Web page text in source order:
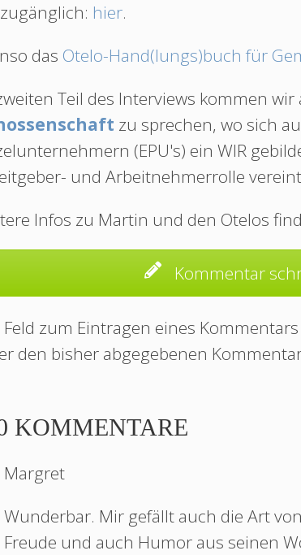
hier.
das Otelo-Hand(lungs)buch für
Teil des Interviews kommen wir
zu sprechen, wo sich
(EPU's) ein WIR
und Arbeitnehmerrolle
Infos zu Martin und den Otelos
Kommentar
Feld zum Eintragen eines
den bisher abgegebenen
KOMMENTARE
Margret
Wunderbar. Mir gefällt auch die Art
Freude und auch Humor aus seinen